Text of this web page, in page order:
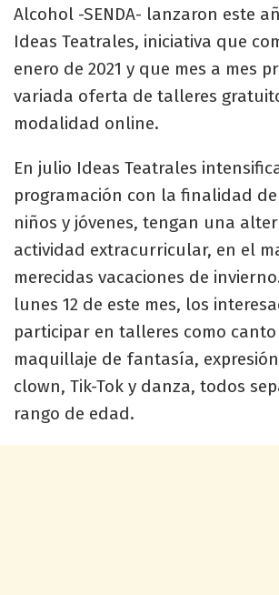
Alcohol -SENDA- lanzaron este
Ideas Teatrales, iniciativa que
enero de 2021 y que mes a mes
variada oferta de talleres
modalidad online.
En julio Ideas Teatrales
programación con la finalidad
niños y jóvenes, tengan una
actividad extracurricular, en el
merecidas vacaciones de
lunes 12 de este mes, los
participar en talleres como
maquillaje de fantasía,
clown, Tik-Tok y danza, todos
rango de edad.